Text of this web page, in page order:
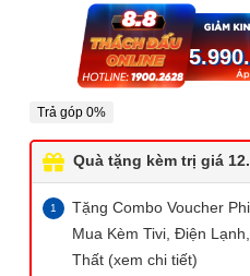
Trả góp 0%
Quà tặng kèm trị giá
Tặng Combo Voucher
Mua Kèm Tivi, Điện
Thất (xem chi tiết)